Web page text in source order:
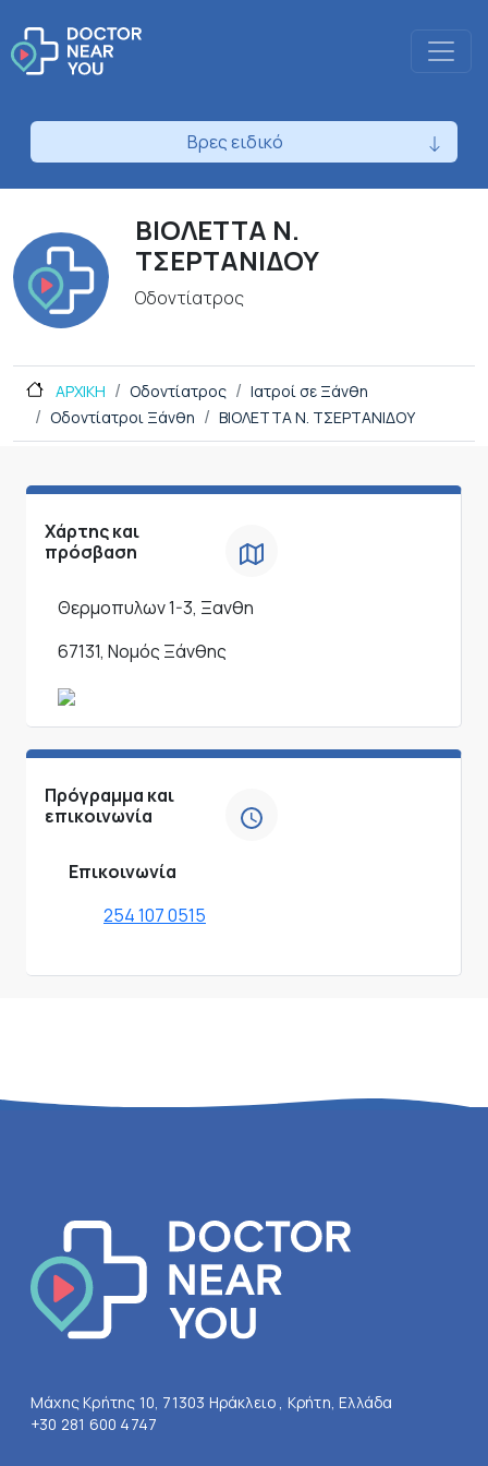
Βρες ειδικό
ΒΙΟΛΕΤΤΑ Ν.
ΤΣΕΡΤΑΝΙΔΟΥ
Οδοντίατρος
ΑΡΧΙΚΗ Οδοντίατρος
Ιατροί σε Ξάνθη
Οδοντίατροι Ξάνθη
ΒΙΟΛΕΤΤΑ Ν. ΤΣΕΡΤΑΝΙΔΟΥ
Χάρτης και
πρόσβαση
Θερμοπυλων 1-3, Ξανθη
67131, Νομός Ξάνθης
Πρόγραμμα και
επικοινωνία
Επικοινωνία
254 107 0515
Μάχης Κρήτης 10, 71303 Ηράκλειο , Κρήτη, Ελλάδα
+30 281 600 4747